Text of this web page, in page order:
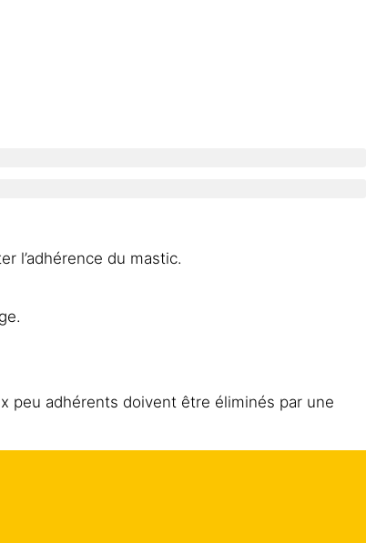
l’adhérence du mastic.
peu adhérents doivent être éliminés par une
coulé avec une latte où le mastic doit être